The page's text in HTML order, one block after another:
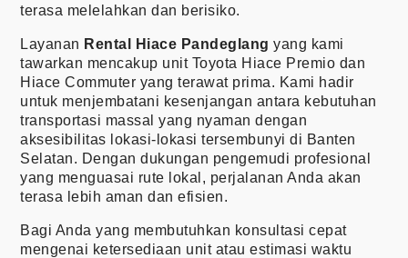
terasa melelahkan dan berisiko.
Layanan Rental Hiace Pandeglang yang kami
tawarkan mencakup unit Toyota Hiace Premio dan
Hiace Commuter yang terawat prima. Kami hadir
untuk menjembatani kesenjangan antara kebutuhan
transportasi massal yang nyaman dengan
aksesibilitas lokasi-lokasi tersembunyi di Banten
Selatan. Dengan dukungan pengemudi profesional
yang menguasai rute lokal, perjalanan Anda akan
terasa lebih aman dan efisien.
Bagi Anda yang membutuhkan konsultasi cepat
mengenai ketersediaan unit atau estimasi waktu